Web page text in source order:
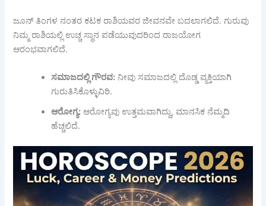
ಜೂನ್ ತಿಂಗಳ ನಂತರ ಕಟಕ ರಾಶಿಯವರ ಜೀವನವೇ ಬದಲಾಗಲಿದೆ. ಗುರುವು
ನಿಮ್ಮ ರಾಶಿಯಲ್ಲಿ ಉಚ್ಚ ಸ್ಥಾನ ಪಡೆಯುವುದರಿಂದ ರಾಜಯೋಗ
ಆರಂಭವಾಗಲಿದೆ.
ಸಮಾಜದಲ್ಲಿ ಗೌರವ: ನೀವು ಸಮಾಜದಲ್ಲಿ ದೊಡ್ಡ ವ್ಯಕ್ತಿಯಾಗಿ
ಗುರುತಿಸಿಕೊಳ್ಳುವಿರಿ.
ಆರೋಗ್ಯ: ಆರೋಗ್ಯವು ಉತ್ತಮವಾಗಿದ್ದು, ಮಾನಸಿಕ ನೆಮ್ಮದಿ
ಹೆಚ್ಚಲಿದೆ.